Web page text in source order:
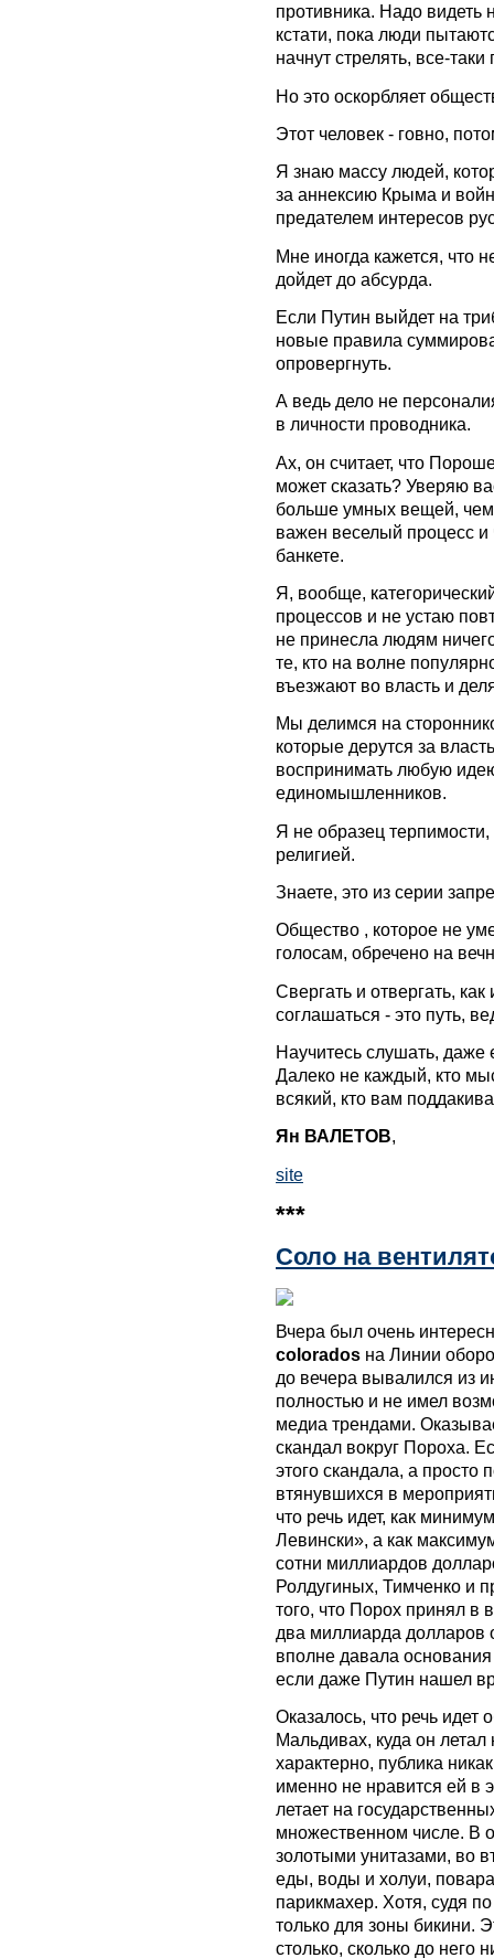
противника. Надо видеть
кстати, пока люди
начнут стрелять, все-
Но это оскорбляет
Этот человек - говно,
Я знаю массу людей,
за аннексию Крыма и
предателем интересов
Мне иногда кажется, что
дойдет до абсурда.
Если Путин выйдет на
новые правила
опровергнуть.
А ведь дело не
в личности проводника.
Ах, он считает, что
может сказать? Уверяю
больше умных вещей, чем
важен веселый процесс и
банкете.
Я, вообще,
процессов и не устаю
не принесла людям
те, кто на волне
въезжают во власть и
Мы делимся на
которые дерутся за
воспринимать любую
единомышленников.
Я не образец терпимости,
религией.
Знаете, это из серии
Общество , которое не
голосам, обречено на
Свергать и отвергать,
соглашаться - это путь,
Научитесь слушать, даже
Далеко не каждый, кто
всякий, кто вам
Ян ВАЛЕТОВ,
site
***
Соло на
Вчера был очень
colorados на Линии
до вечера вывалился из
полностью и не имел
медиа трендами.
скандал вокруг Пороха.
этого скандала, а просто
втянувшихся в
что речь идет, как
Левински», а как
сотни миллиардов
Ролдугиных, Тимченко и
того, что Порох принял в
два миллиарда долларов
вполне давала
если даже Путин нашел
Оказалось, что речь идет
Мальдивах, куда он
характерно, публика
именно не нравится ей в
летает на
множественном числе. В
золотыми унитазами, во
еды, воды и холуи,
парикмахер. Хотя, судя
только для зоны бикини.
столько, сколько до него